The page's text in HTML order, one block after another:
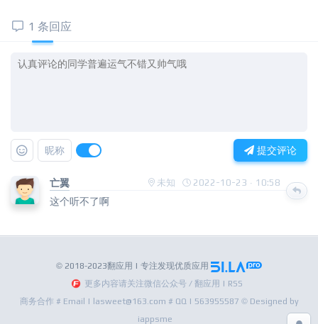
1 条回应
昵称 提交评论
亡翼 未知 2022-10-23 · 10:58
这个听不了啊
© 2018-2023翻应用 | 专注发现优质应用
更多内容请关注微信公众号 / 翻应用 | RSS
商务合作 # Email | lasweet@163.com # QQ | 563955587 © Designed by
iappsme